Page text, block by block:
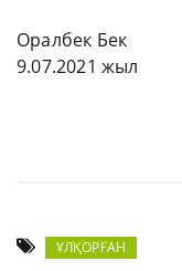
Оралбек Бек
9.07.2021 жыл
ҰЛҚОРҒАН